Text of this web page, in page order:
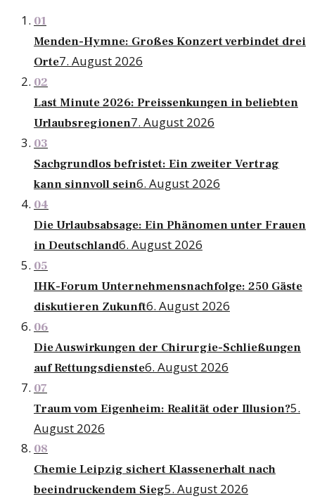
01
Menden-Hymne: Großes Konzert verbindet drei
Orte7. August 2026
02
Last Minute 2026: Preissenkungen in beliebten
Urlaubsregionen7. August 2026
03
Sachgrundlos befristet: Ein zweiter Vertrag
kann sinnvoll sein6. August 2026
04
Die Urlaubsabsage: Ein Phänomen unter Frauen
in Deutschland6. August 2026
05
IHK-Forum Unternehmensnachfolge: 250 Gäste
diskutieren Zukunft6. August 2026
06
Die Auswirkungen der Chirurgie-Schließungen
auf Rettungsdienste6. August 2026
07
Traum vom Eigenheim: Realität oder Illusion?5.
August 2026
08
Chemie Leipzig sichert Klassenerhalt nach
beeindruckendem Sieg5. August 2026